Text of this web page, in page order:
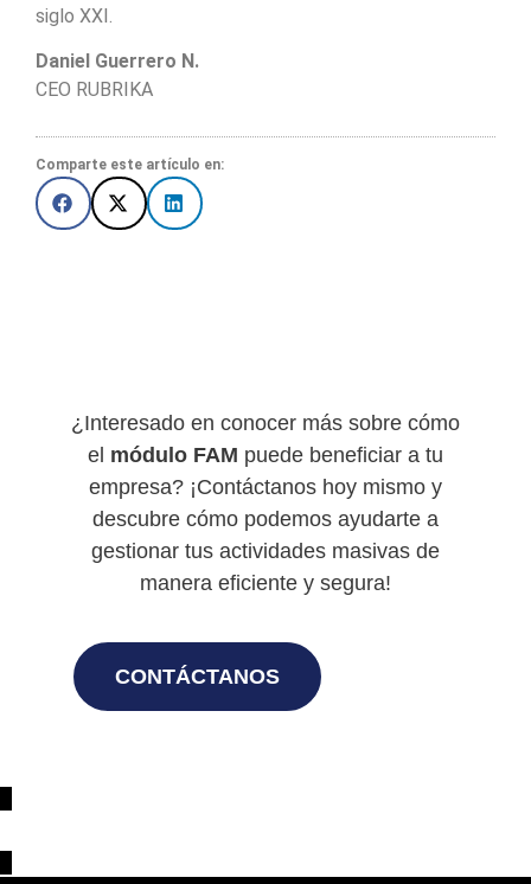
siglo XXI.
Daniel Guerrero N.
CEO RUBRIKA
Comparte este artículo en:
¿Interesado en conocer más sobre cómo
el módulo FAM puede beneficiar a tu
empresa? ¡Contáctanos hoy mismo y
descubre cómo podemos ayudarte a
gestionar tus actividades masivas de
manera eficiente y segura!
CONTÁCTANOS